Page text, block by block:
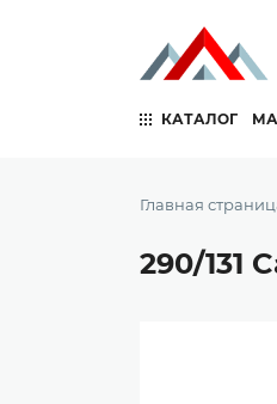
КАТАЛОГ
Главная
290/131